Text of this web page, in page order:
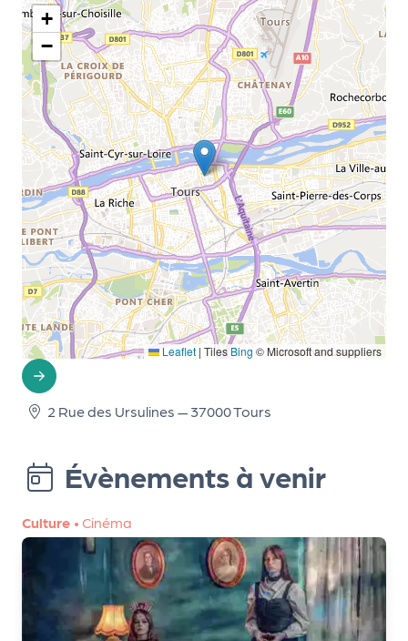
+
−
Leaflet | Tiles Bing © Microsoft and suppliers
2 Rue des Ursulines — 37000 Tours
Évènements à venir
Culture • Cinéma
se
rvi
ce
s
L
k
it
d
e
l'
o
r
g
n
i
s
a
t
e